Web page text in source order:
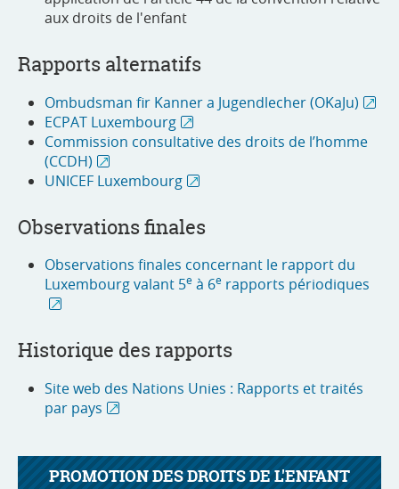
aux droits de l'enfant
Rapports alternatifs
Ombudsman fir Kanner a Jugendlecher (OKaJu)
ECPAT Luxembourg
Commission consultative des droits de l’homme
(CCDH)
UNICEF Luxembourg
Observations finales
Observations finales concernant le rapport du
Luxembourg valant 5e à 6e rapports périodiques
Historique des rapports
Site web des Nations Unies : Rapports et traités
par pays
PROMOTION DES DROITS DE L'ENFANT